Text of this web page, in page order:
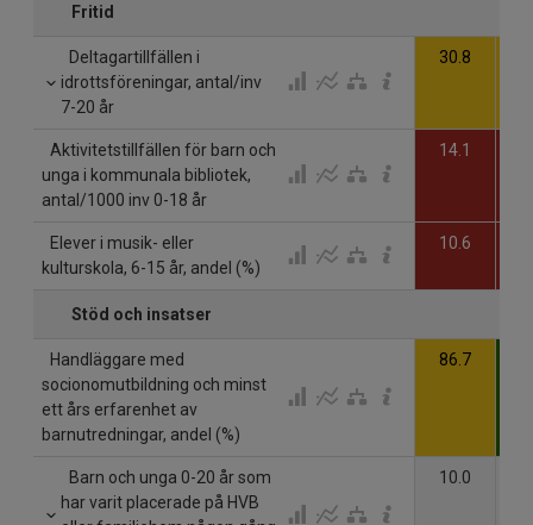
Fritid
Deltagartillfällen i
idrottsföreningar, antal/inv
7-20 år
30.8
Aktivitetstillfällen för barn och
unga i kommunala bibliotek,
antal/1000 inv 0-18 år
14.1
Elever i musik- eller
kulturskola, 6-15 år, andel (%)
10.6
Stöd och insatser
Handläggare med
socionomutbildning och minst
ett års erfarenhet av
barnutredningar, andel (%)
86.7
Barn och unga 0-20 år som
har varit placerade på HVB
10.0